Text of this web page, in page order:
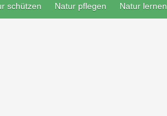
schützen Natur pflegen Natur lernen